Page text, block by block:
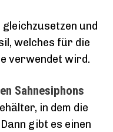
und
welches für die
verwendet wird.
Sahnesiphons
in dem die
gibt es einen